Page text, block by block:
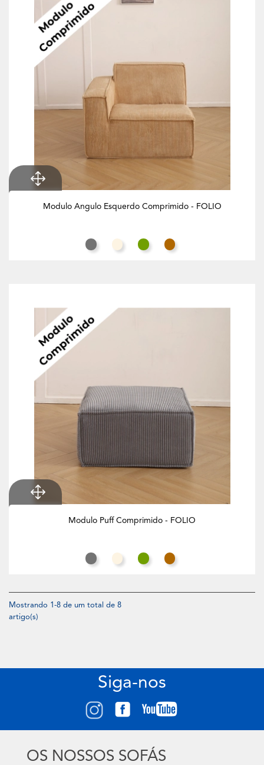
Modulo Angulo Esquerdo Comprimido - FOLIO
Cinza RatoBranco Creme
Verde Azeitona
Butternut
Modulo Puff Comprimido - FOLIO
Cinza RatoBranco Creme
Verde Azeitona
Butternut
Mostrando 1-8 de um total de 8
artigo(s)
Siga-nos
OS NOSSOS SOFÁS